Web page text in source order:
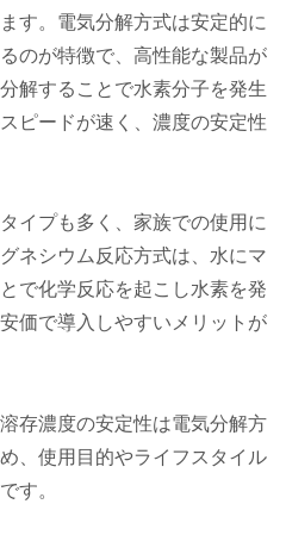
す。電気分解方式は安定的に
のが特徴で、高性能な製品が
解することで水素分子を発生
ピードが速く、濃度の安定性
イプも多く、家族での使用に
ネシウム反応方式は、水にマ
で化学反応を起こし水素を発
価で導入しやすいメリットが
存濃度の安定性は電気分解方
、使用目的やライフスタイル
す。